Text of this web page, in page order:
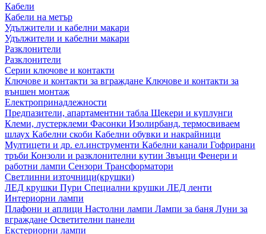
Кабели
Кабели на метър
Удължители и кабелни макари
Удължители и кабелни макари
Разклонители
Разклонители
Серии ключове и контакти
Ключове и контакти за вграждане Ключове и контакти за
външен монтаж
Електропринадлежности
Предпазители, апартаментни табла Щекери и куплунги
Клеми, лустерклеми Фасонки Изолирбанд, термосвиваем
шлаух Кабелни скоби Кабелни обувки и накрайници
Мултицети и др. ел.инструменти Кабелни канали Гофрирани
тръби Конзоли и разклонителни кутии Звънци Фенери и
работни лампи Сензори Трансформатори
Светлинни източници(крушки)
ЛЕД крушки Пури Специални крушки ЛЕД ленти
Интериорни лампи
Плафони и аплици Настолни лампи Лампи за баня Луни за
вграждане Осветителни панели
Екстериорни лампи